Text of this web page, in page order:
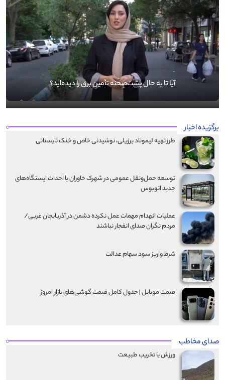
آیا تا به حال پشت‌صحنه تأمین برق را دیده‌اید؟
برگزیده اخبار
طرز تهیه لیموناد برزیلی، نوشیدنی خاص و خنک تابستانی
توسعه حمل‌ونقل عمومی در شهرک خاوران با احداث ایستگاه‌های
جدید اتوبوس
عملیات انهدام مهمات عمل نکرده دشمن در آذربایجان‌ غربی/
مردم نگران صدای انفجار نباشند
شرط واریز سود سهام عدالت
قیمت موبایل‌ | جدول کامل قیمت گوشی‌های بازار امروز
صدای مخاطب
ورزش یا تخریب طبیعت